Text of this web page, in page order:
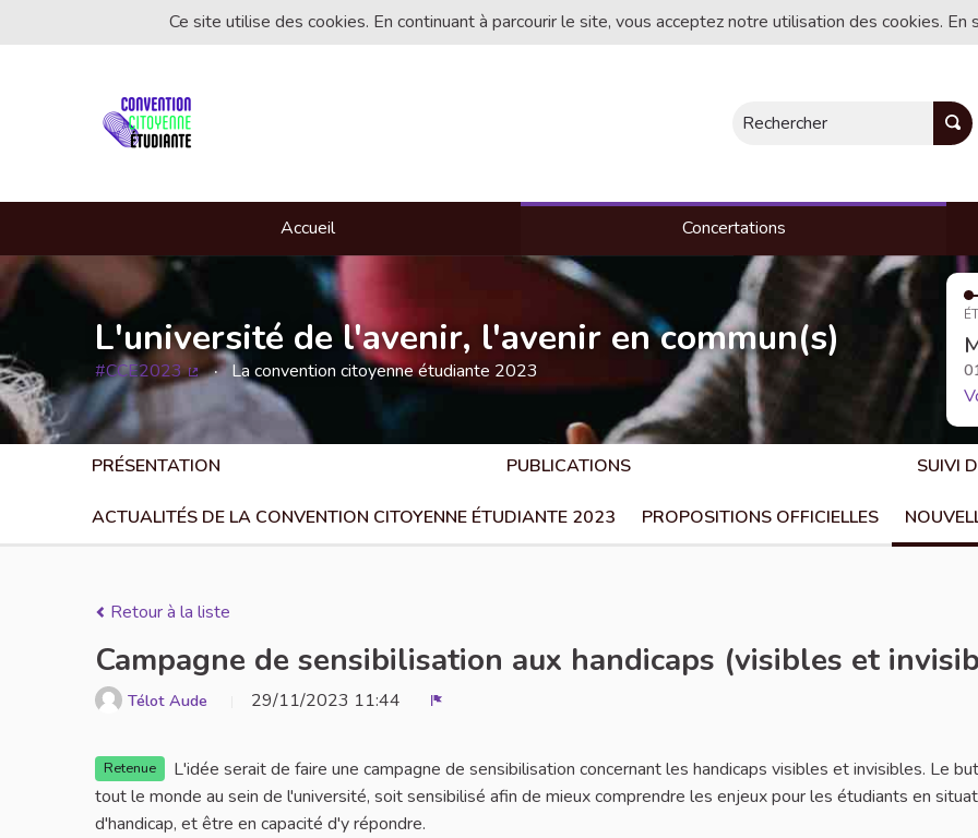
Ce site utilise des cookies. En continuant à parcourir le site, vous acceptez notre utilisation des cookies.
Rechercher
Accueil Concertations
L'université de l'avenir, l'avenir en commun(s)
#CCE2023
(Lien externe)
La convention citoyenne étudiante 2023
PRÉSENTATION PUBLICATIONS SUIVI
ACTUALITÉS DE LA CONVENTION CITOYENNE ÉTUDIANTE 2023 PROPOSITIONS OFFICIELLES
Retour à la liste
Campagne de sensibilisation aux handicaps (visibles et
Télot Aude 29/11/2023 11:44
Retenue
L'idée serait de faire une campagne de sensibilisation concernant les handicaps visibles et invisibles. Le
tout le monde au sein de l'université, soit sensibilisé afin de mieux comprendre les enjeux pour les étudiants en
d'handicap, et être en capacité d'y répondre.